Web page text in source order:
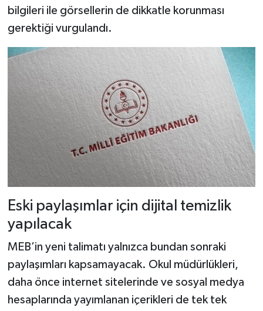
bilgileri ile görsellerin de dikkatle korunması
gerektiği vurgulandı.
Eski paylaşımlar için dijital temizlik
yapılacak
MEB’in yeni talimatı yalnızca bundan sonraki
paylaşımları kapsamayacak. Okul müdürlükleri,
daha önce internet sitelerinde ve sosyal medya
hesaplarında yayımlanan içerikleri de tek tek